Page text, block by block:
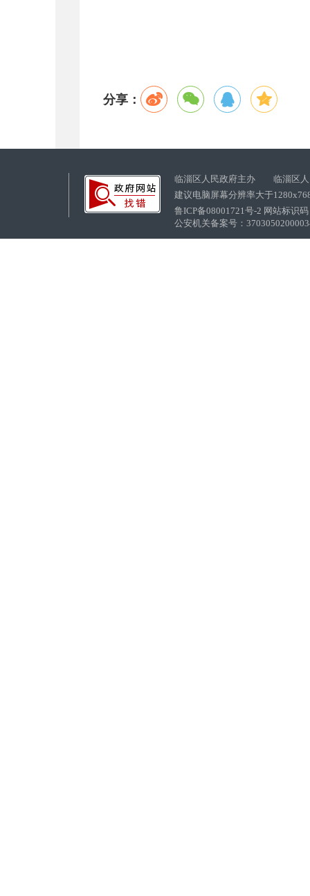
分享：
临淄区人民政府主办 临淄区人
建议电脑屏幕分辨率大于
鲁ICP备08001721号-2 网站标识
公安机关备案号：